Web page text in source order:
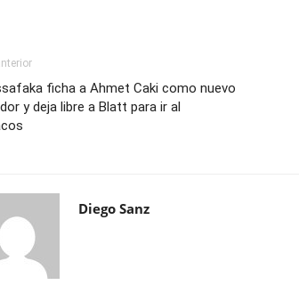
ficha a Ahmet Caki como nuevo
y deja libre a Blatt para ir al
Diego Sanz